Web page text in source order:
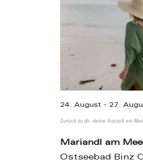
Zurück zu dir -deine Auszeit am
24. August -27.
Mariandl am
Ostseebad Binz